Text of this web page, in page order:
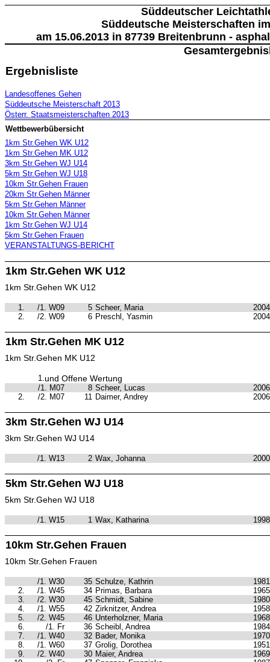
Süddeutscher
Süddeutsche Meisterschaften
am 15.06.2013 in 87739 Breitenbrunn -
Ergebnisliste
Landesoffenes Gehen
Süddeutsche Meisterschaft 2013
Österr. Staatsmeisterschaften 2013
Wettbewerbübersicht
1km Str.Gehen WK U12
1km Str.Gehen MK U12
3km Str.Gehen WJ U14
5km Str.Gehen WJ U18
10km Str.Gehen Frauen
20km Str.Gehen Männer
5km Str.Gehen Männer
10km Str.Gehen Männer
1km Str.Gehen WJ U14
5km Str.Gehen Frauen
VERANSTALTUNGS-BERICHT
1km Str.Gehen WK U12
1km Str.Gehen WK U12
1. /1. W09 5 Scheer, Maria
2004
2.
/2. W09 6 Preschl, Yasmin 2004
1km Str.Gehen MK U12
1km Str.Gehen MK U12
1.und Offene Wertung
/1. M07 8 Scheer, Lucas
2006
2.
/2. M07 11 Daimer, Andrey 2006
3km Str.Gehen WJ U14
3km Str.Gehen WJ U14
/1. W13 2 Wax, Johanna 2000
5km Str.Gehen WJ U18
5km Str.Gehen WJ U18
/1. W15 1 Wax, Katharina 1998
10km Str.Gehen Frauen
10km Str.Gehen Frauen
/1. W30 35 Schulze, Kathrin
1981
2.
/1. W45 34 Primas, Barbara
1965
3.
/2. W30 45 Schmidt, Sabine
1980
4.
/1. W55 42 Zirknitzer, Andrea
1958
5.
/2. W45 46 Unterholzner, Maria
1968
6.
/1. Fr 36 Scheibl, Andrea
1984
7.
/1. W40 32 Bader, Monika
1970
8.
/1. W60 37 Grolig, Dorothea
1951
9.
/2. W40 30 Maier, Andrea
1969